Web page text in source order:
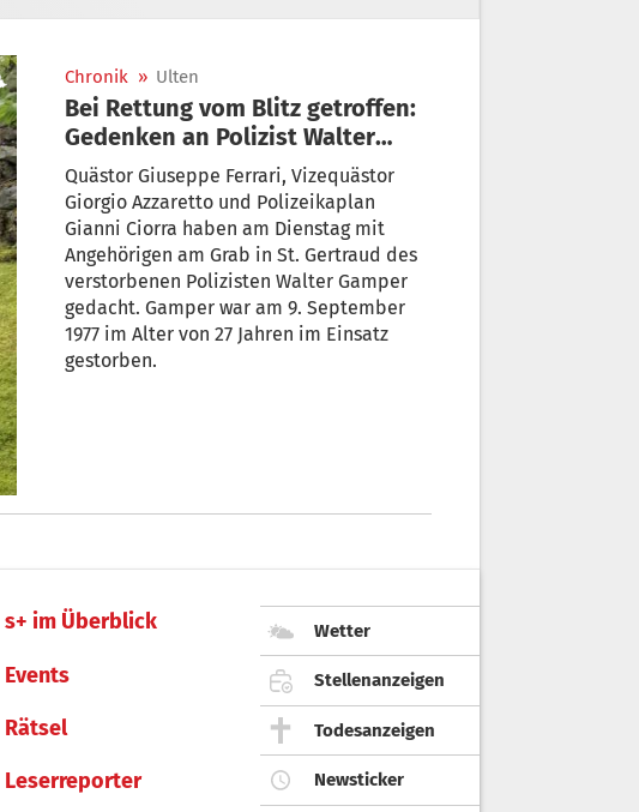
Chronik » Ulten
Bei Rettung vom Blitz getroffen:
Gedenken an Polizist Walter
Gamper
Quästor Giuseppe Ferrari, Vizequästor
Giorgio Azzaretto und Polizeikaplan
Gianni Ciorra haben am Dienstag mit
Angehörigen am Grab in St. Gertraud des
verstorbenen Polizisten Walter Gamper
gedacht. Gamper war am 9. September
1977 im Alter von 27 Jahren im Einsatz
gestorben.
s+ im Überblick
Events
Rätsel
Leserreporter
Wetter
Stellenanzeigen
Todesanzeigen
Newsticker